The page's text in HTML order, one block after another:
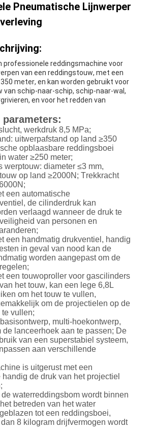
Pneumatische Lijnwerper
professionele reddingsmachine voor
van een reddingstouw, met een
meter, en kan worden gebruikt voor
van schip-naar-schip, schip-naar-wal,
en voor het redden van
werkdruk 8,5 MPa;
uitwerpafstand op land ≥350
opblaasbare reddingsboei
water ≥250 meter;
werptouw: diameter ≤3 mm,
op land ≥2000N; Trekkracht
een automatische
de cilinderdruk kan
verlaagd wanneer de druk te
van personen en
een handmatig drukventiel, handig
in geval van nood kan de
worden aangepast om de
een touwoproller voor gascilinders
het touw, kan een lege 6,8L
om het touw te vullen,
om de projectielen op de
vullen;
multi-hoekontwerp,
de lanceerhoek aan te passen; De
van een superstabiel systeem,
aan verschillende
is uitgerust met een
handig de druk van het projectiel
waterreddingsbom wordt binnen
betreden van het water
tot een reddingsboei,
8 kilogram drijfvermogen wordt